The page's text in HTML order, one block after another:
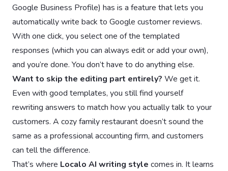
Google Business Profile) has is a feature that lets you
automatically write back to Google customer reviews.
With one click, you select one of the templated
responses (which you can always edit or add your own),
and you’re done. You don’t have to do anything else.
Want to skip the editing part entirely? We get it.
Even with good templates, you still find yourself
rewriting answers to match how you actually talk to your
customers. A cozy family restaurant doesn’t sound the
same as a professional accounting firm, and customers
can tell the difference.
That’s where Localo AI writing style comes in. It learns